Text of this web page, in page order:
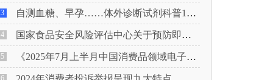
3 自测血糖、早孕……体外诊断试剂科普10问来了！建议收藏
4 国家食品安全风险评估中心关于预防即食真空包装肉制品肉毒中毒的风险提示
5 《2025年7月上半月中国消费品领域电子电器行业产品质量投诉分析报告》
6